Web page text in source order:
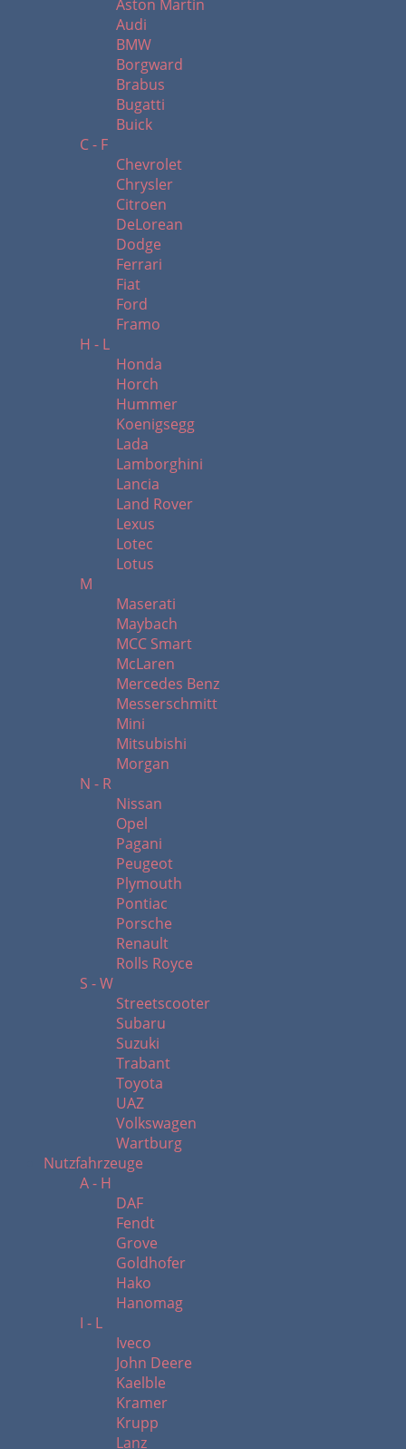
Aston Martin
Audi
BMW
Borgward
Brabus
Bugatti
Buick
C - F
Chevrolet
Chrysler
Citroen
DeLorean
Dodge
Ferrari
Fiat
Ford
Framo
H - L
Honda
Horch
Hummer
Koenigsegg
Lada
Lamborghini
Lancia
Land Rover
Lexus
Lotec
Lotus
M
Maserati
Maybach
MCC Smart
McLaren
Mercedes Benz
Messerschmitt
Mini
Mitsubishi
Morgan
N - R
Nissan
Opel
Pagani
Peugeot
Plymouth
Pontiac
Porsche
Renault
Rolls Royce
S - W
Streetscooter
Subaru
Suzuki
Trabant
Toyota
UAZ
Volkswagen
Wartburg
Nutzfahrzeuge
A - H
DAF
Fendt
Grove
Goldhofer
Hako
Hanomag
I - L
Iveco
John Deere
Kaelble
Kramer
Krupp
Lanz